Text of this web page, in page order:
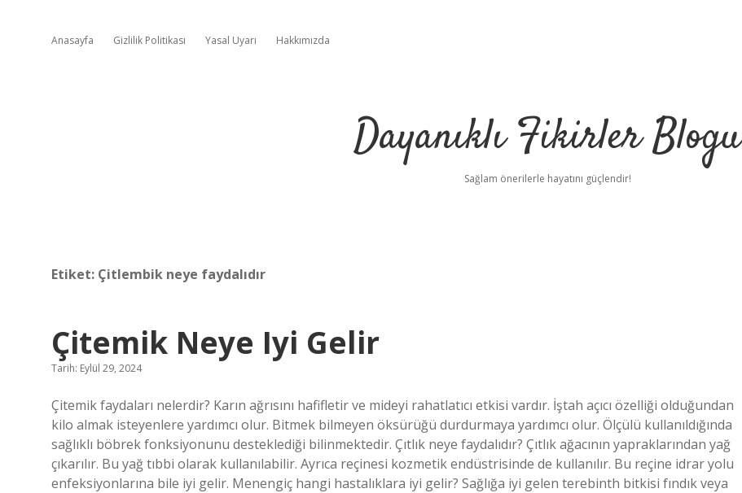
Anasayfa Gizlilik Politikası Yasal Uyarı Hakkımızda
Dayanıklı Fikirler Blogu
Sağlam önerilerle hayatını güçlendir!
Etiket: Çitlembik neye faydalıdır
Çitemik Neye Iyi Gelir
Tarih: Eylül 29, 2024
Çitemik faydaları nelerdir? Karın ağrısını hafifletir ve mideyi rahatlatıcı etkisi vardır. İştah açıcı özelliği olduğundan
kilo almak isteyenlere yardımcı olur. Bitmek bilmeyen öksürüğü durdurmaya yardımcı olur. Ölçülü kullanıldığında
sağlıklı böbrek fonksiyonunu desteklediği bilinmektedir. Çıtlık neye faydalıdır? Çıtlık ağacının yapraklarından yağ
çıkarılır. Bu yağ tıbbi olarak kullanılabilir. Ayrıca reçinesi kozmetik endüstrisinde de kullanılır. Bu reçine idrar yolu
enfeksiyonlarına bile iyi gelir. Menengiç hangi hastalıklara iyi gelir? Sağlığa iyi gelen terebinth bitkisi fındık veya